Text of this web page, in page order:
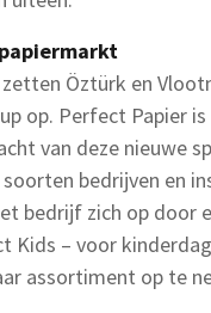
zetten Öztürk en
op. Perfect Papier
van deze nieuwe
bedrijven en
bedrijf zich op door
Kids – voor
assortiment op te